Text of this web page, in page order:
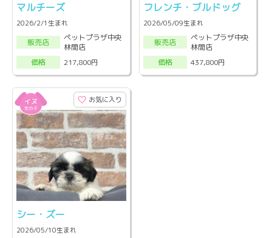
マルチーズ
2026/2/1生まれ
販売店
ペットプラザ中央
林間店
価格
217,800円
フレンチ・ブルドッグ
2026/05/09生まれ
販売店
ペットプラザ中央
林間店
価格
437,800円
お気に入り
シー・ズー
2026/05/10生まれ